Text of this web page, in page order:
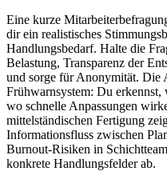
Eine kurze
dir ein realistisches
Handlungsbedarf. Halte die
Belastung, Transparenz der
und sorge für Anonymität. Die
Frühwarnsystem: Du erkennst,
wo schnelle Anpassungen
mittelständischen Fertigung
Informationsfluss zwischen
Burnout-Risiken in
konkrete Handlungsfelder ab.